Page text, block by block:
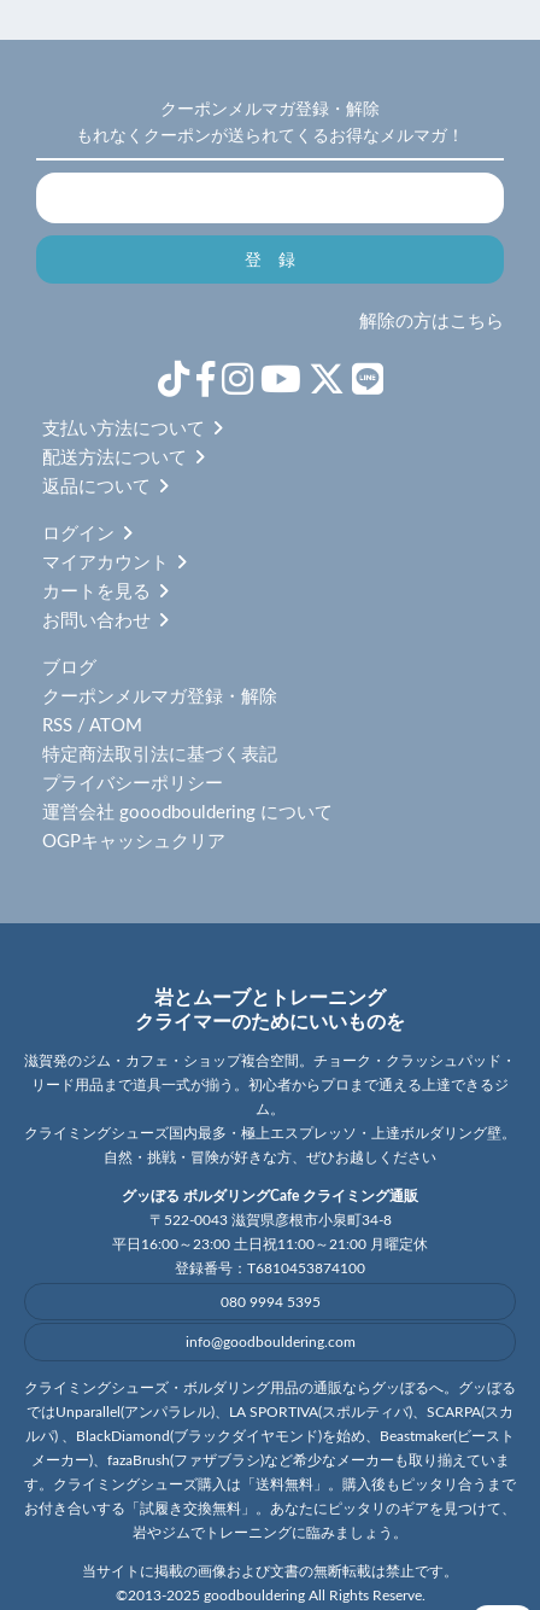
クーポンメルマガ登録・解除
もれなくクーポンが送られてくるお得なメルマガ！
解除の方はこちら
支払い方法について
配送方法について
返品について
ログイン
マイアカウント
カートを見る
お問い合わせ
ブログ
クーポンメルマガ登録・解除
RSS / ATOM
特定商法取引法に基づく表記
プライバシーポリシー
運営会社 gooodbouldering について
OGPキャッシュクリア
岩とムーブとトレーニング
クライマーのためにいいものを
滋賀発のジム・カフェ・ショップ複合空間。チョーク・クラッシュパッド・
リード用品まで道具一式が揃う。初心者からプロまで通える上達できるジ
ム。
クライミングシューズ国内最多・極上エスプレッソ・上達ボルダリング壁。
自然・挑戦・冒険が好きな方、ぜひお越しください
グッぼる ボルダリングCafe クライミング通販
〒522-0043 滋賀県彦根市小泉町34-8
平日16:00～23:00 土日祝11:00～21:00 月曜定休
登録番号：T6810453874100
080 9994 5395
info@goodbouldering.com
クライミングシューズ・ボルダリング用品の通販ならグッぼるへ。グッぼる
ではUnparallel(アンパラレル)、LA SPORTIVA(スポルティバ)、SCARPA(スカ
ルパ) 、BlackDiamond(ブラックダイヤモンド)を始め、Beastmaker(ビースト
メーカー)、fazaBrush(ファザブラシ)など希少なメーカーも取り揃えていま
す。クライミングシューズ購入は「送料無料」。購入後もピッタリ合うまで
お付き合いする「試履き交換無料」。あなたにピッタリのギアを見つけて、
岩やジムでトレーニングに臨みましょう。
当サイトに掲載の画像および文書の無断転載は禁止です。
©2013-2025 goodbouldering All Rights Reserve.